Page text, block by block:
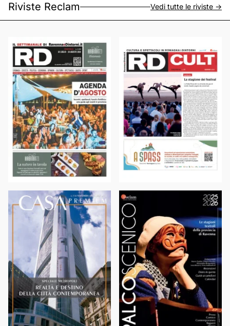
Riviste Reclam Vedi tutte le riviste ->